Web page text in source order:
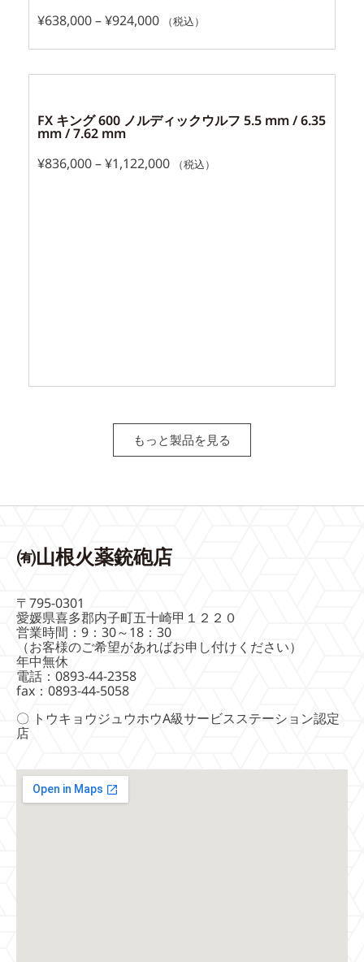
¥638,000–¥924,000 （税込）
FX キング 600 ノルディックウルフ 5.5 mm / 6.35
mm / 7.62 mm
¥836,000–¥1,122,000 （税込）
もっと製品を見る
㈲山根火薬銃砲店
〒795-0301
愛媛県喜多郡内子町五十崎甲１２２０
営業時間：9：30～18：30
（お客様のご希望があればお申し付けください）
年中無休
電話：0893-44-2358
fax：0893-44-5058
〇 トウキョウジュウホウA級サービスステーション認定
店